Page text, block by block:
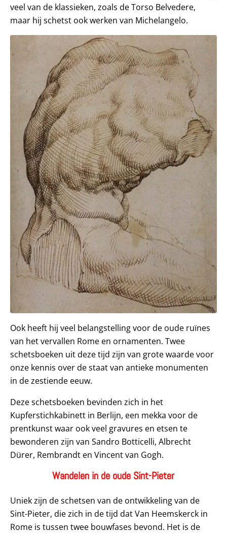
veel van de klassieken, zoals de Torso Belvedere,
maar hij schetst ook werken van Michelangelo.
Ook heeft hij veel belangstelling voor de oude ruïnes
van het vervallen Rome en ornamenten. Twee
schetsboeken uit deze tijd zijn van grote waarde voor
onze kennis over de staat van antieke monumenten
in de zestiende eeuw.
Deze schetsboeken bevinden zich in het
Kupferstichkabinett in Berlijn, een mekka voor de
prentkunst waar ook veel gravures en etsen te
bewonderen zijn van Sandro Botticelli, Albrecht
Dürer, Rembrandt en Vincent van Gogh.
Wandelen in de oude Sint-Pieter
Uniek zijn de schetsen van de ontwikkeling van de
Sint-Pieter, die zich in de tijd dat Van Heemskerck in
Rome is tussen twee bouwfases bevond. Het is de